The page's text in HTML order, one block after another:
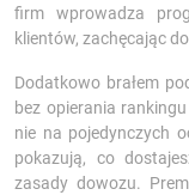
firm wprowadza
klientów, zachęcając
Dodatkowo brałem
bez opierania
nie na pojedynczych
pokazują, co
zasady dowozu.